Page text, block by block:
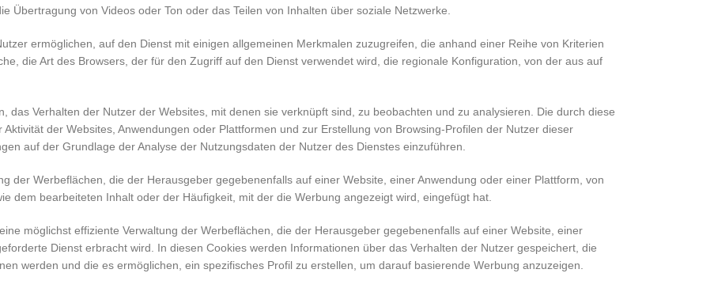
Übertragung von Videos oder Ton oder das Teilen von Inhalten über soziale Netzwerke.
ermöglichen, auf den Dienst mit einigen allgemeinen Merkmalen zuzugreifen, die anhand einer Reihe von Kriterien
die Art des Browsers, der für den Zugriff auf den Dienst verwendet wird, die regionale Konfiguration, von der aus auf
das Verhalten der Nutzer der Websites, mit denen sie verknüpft sind, zu beobachten und zu analysieren. Die durch diese
der Websites, Anwendungen oder Plattformen und zur Erstellung von Browsing-Profilen der Nutzer dieser
auf der Grundlage der Analyse der Nutzungsdaten der Nutzer des Dienstes einzuführen.
der Werbeflächen, die der Herausgeber gegebenenfalls auf einer Website, einer Anwendung oder einer Plattform, von
dem bearbeiteten Inhalt oder der Häufigkeit, mit der die Werbung angezeigt wird, eingefügt hat.
möglichst effiziente Verwaltung der Werbeflächen, die der Herausgeber gegebenenfalls auf einer Website, einer
Dienst erbracht wird. In diesen Cookies werden Informationen über das Verhalten der Nutzer gespeichert, die
werden und die es ermöglichen, ein spezifisches Profil zu erstellen, um darauf basierende Werbung anzuzeigen.